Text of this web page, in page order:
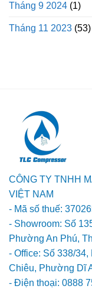
Tháng 9 2024 (1)
Tháng 11 2023 (53)
CÔNG TY TNHH
VIỆT NAM
- Mã số thuế:
- Showroom: Số
Phường An Phú,
- Office: Số 338/
Chiêu, Phường Dĩ
- Điện thoại: 0888